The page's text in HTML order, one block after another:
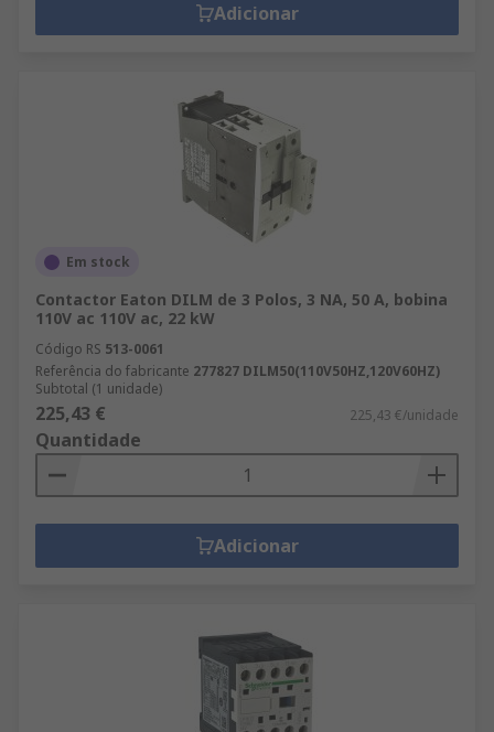
Adicionar
Em stock
Contactor Eaton DILM de 3 Polos, 3 NA, 50 A, bobina
110V ac 110V ac, 22 kW
Código RS 513-0061
Referência do fabricante 277827 DILM50(110V50HZ,120V60HZ)
Subtotal (1 unidade)
225,43 € 225,43 €/unidade
Quantidade
Adicionar